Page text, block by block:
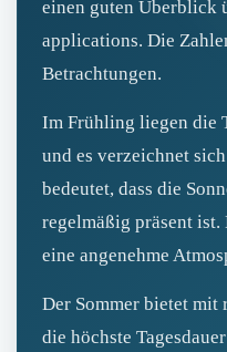
einen guten Überblick
applications. Die
Betrachtungen.
Im Frühling liegen die
und es verzeichnet
bedeutet, dass die
regelmäßig präsent
eine angenehme
Der Sommer bietet mit
die höchste